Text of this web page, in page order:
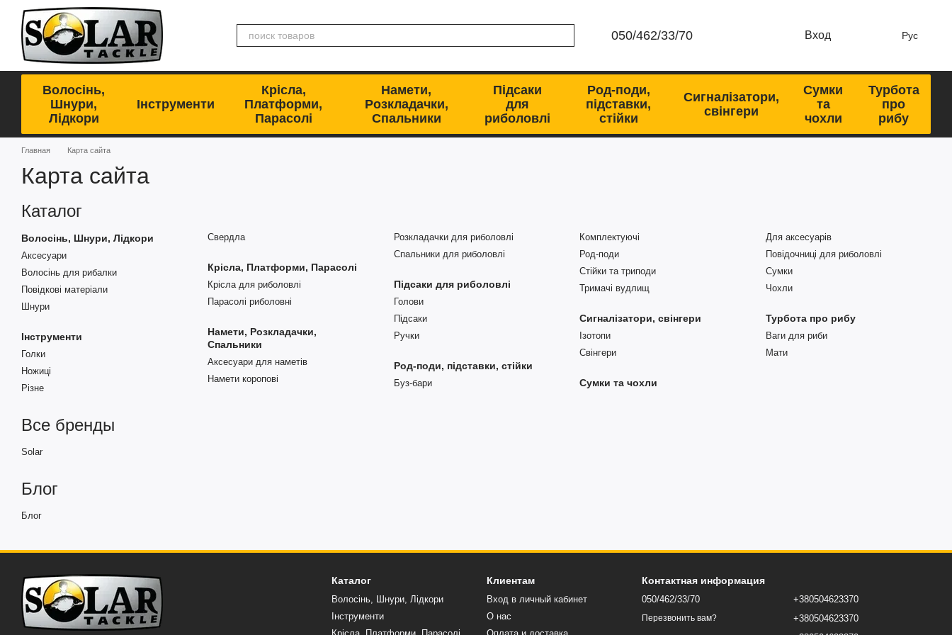
Перейти к основному контенту
050/462/33/70 Вход Рус
Волосінь,
Шнури,
Лідкори
Інструменти
Крісла,
Платформи,
Парасолі
Намети,
Розкладачки,
Спальники
Підсаки
для
риболовлі
Род-поди,
підставки,
стійки
Сигналізатори,
свінгери
Сумки
та
чохли
Турбота
про
рибу
Главная Карта сайта
Карта сайта
Каталог
Волосінь, Шнури, Лідкори
Аксесуари
Волосінь для рибалки
Повідкові матеріали
Шнури
Інструменти
Голки
Ножиці
Різне
Свердла
Крісла, Платформи, Парасолі
Крісла для риболовлі
Парасолі риболовні
Намети, Розкладачки,
Спальники
Аксесуари для наметів
Намети коропові
Розкладачки для риболовлі
Спальники для риболовлі
Підсаки для риболовлі
Голови
Підсаки
Ручки
Род-поди, підставки, стійки
Буз-бари
Комплектуючі
Род-поди
Стійки та триподи
Тримачі вудлищ
Сигналізатори, свінгери
Ізотопи
Свінгери
Сумки та чохли
Для аксесуарів
Повідочниці для риболовлі
Сумки
Чохли
Турбота про рибу
Ваги для риби
Мати
Все бренды
Solar
Блог
Блог
Каталог
Волосінь, Шнури, Лідкори
Інструменти
Клиентам
Вход в личный кабинет
О нас
Контактная информация
050/462/33/70
Перезвонить вам?
+380504623370
+380504623370